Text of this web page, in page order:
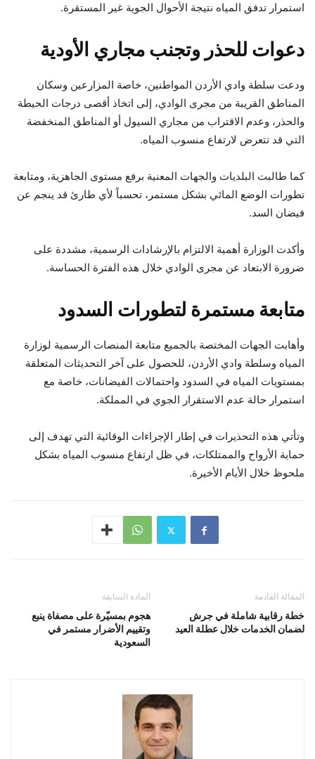
استمرار تدفق المياه نتيجة الأحوال الجوية غير المستقرة.
دعوات للحذر وتجنب مجاري الأودية
ودعت سلطة وادي الأردن المواطنين، خاصة المزارعين وسكان
المناطق القريبة من مجرى الوادي، إلى اتخاذ أقصى درجات الحيطة
والحذر، وعدم الاقتراب من مجاري السيول أو المناطق المنخفضة
التي قد تتعرض لارتفاع منسوب المياه.
كما طالبت البلديات والجهات المعنية برفع مستوى الجاهزية، ومتابعة
تطورات الوضع المائي بشكل مستمر، تحسباً لأي طارئ قد ينجم عن
فيضان السد.
وأكدت الوزارة أهمية الالتزام بالإرشادات الرسمية، مشددة على
ضرورة الابتعاد عن مجرى الوادي خلال هذه الفترة الحساسة.
متابعة مستمرة لتطورات السدود
وأهابت الجهات المختصة بالجميع متابعة المنصات الرسمية لوزارة
المياه وسلطة وادي الأردن، للحصول على آخر التحديثات المتعلقة
بمستويات المياه في السدود واحتمالات الفيضانات، خاصة مع
استمرار حالة عدم الاستقرار الجوي في المملكة.
وتأتي هذه التحذيرات في إطار الإجراءات الوقائية التي تهدف إلى
حماية الأرواح والممتلكات، في ظل ارتفاع منسوب المياه بشكل
ملحوظ خلال الأيام الأخيرة.
المادة السابقة
هجوم بمسيّرة على مصفاة ينبع
وتقييم الأضرار مستمر في
السعودية
المقالة القادمة
خطة رقابية شاملة في جرش
لضمان الخدمات خلال عطلة العيد